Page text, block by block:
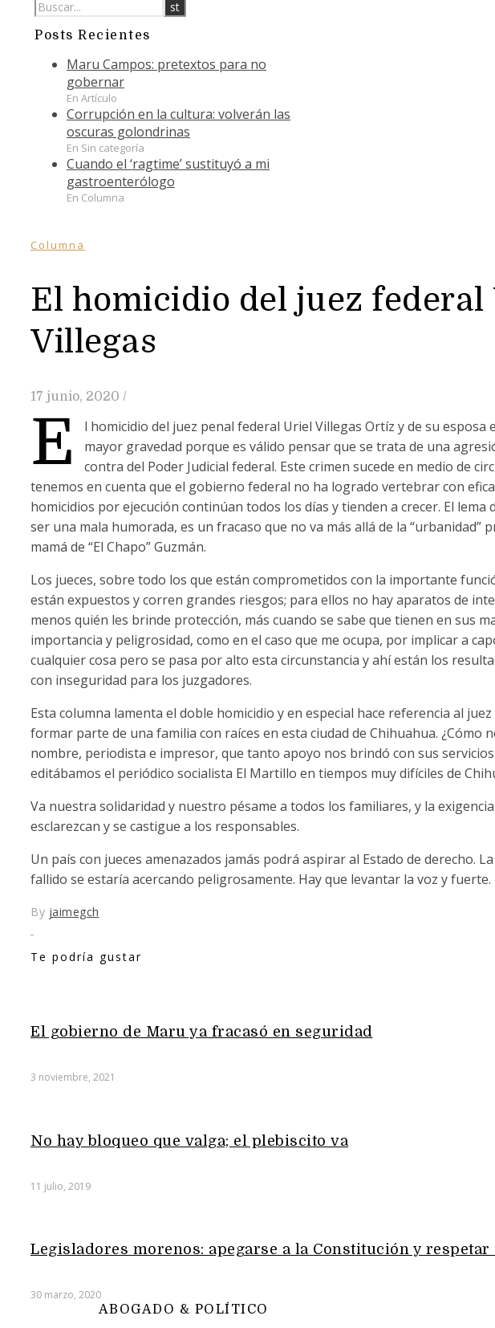
Posts Recientes
Maru Campos: pretextos para no
gobernar
En Artículo
Corrupción en la cultura: volverán las
oscuras golondrinas
En Sin categoría
Cuando el ‘ragtime’ sustituyó a mi
gastroenterólogo
En Columna
Columna
El homicidio del juez federal
Villegas
17 junio, 2020 /
E
l homicidio del juez penal federal Uriel Villegas Ortíz y de su esposa
mayor gravedad porque es válido pensar que se trata de una
contra del Poder Judicial federal. Este crimen sucede en medio de
tenemos en cuenta que el gobierno federal no ha logrado vertebrar con
homicidios por ejecución continúan todos los días y tienden a crecer. El lema
ser una mala humorada, es un fracaso que no va más allá de la “urbanidad”
mamá de “El Chapo” Guzmán.
Los jueces, sobre todo los que están comprometidos con la importante
están expuestos y corren grandes riesgos; para ellos no hay aparatos de
menos quién les brinde protección, más cuando se sabe que tienen en sus
importancia y peligrosidad, como en el caso que me ocupa, por implicar a
cualquier cosa pero se pasa por alto esta circunstancia y ahí están los
con inseguridad para los juzgadores.
Esta columna lamenta el doble homicidio y en especial hace referencia al
formar parte de una familia con raíces en esta ciudad de Chihuahua. ¿Cómo
nombre, periodista e impresor, que tanto apoyo nos brindó con sus
editábamos el periódico socialista El Martillo en tiempos muy difíciles de
Va nuestra solidaridad y nuestro pésame a todos los familiares, y la
esclarezcan y se castigue a los responsables.
Un país con jueces amenazados jamás podrá aspirar al Estado de derecho.
fallido se estaría acercando peligrosamente. Hay que levantar la voz y fuerte.
By jaimegch
Te podría gustar
El gobierno de Maru ya fracasó en seguridad
3 noviembre, 2021
No hay bloqueo que valga; el plebiscito va
11 julio, 2019
Legisladores morenos: apegarse a la Constitución y
30 marzo, 2020
ABOGADO & POLÍTICO